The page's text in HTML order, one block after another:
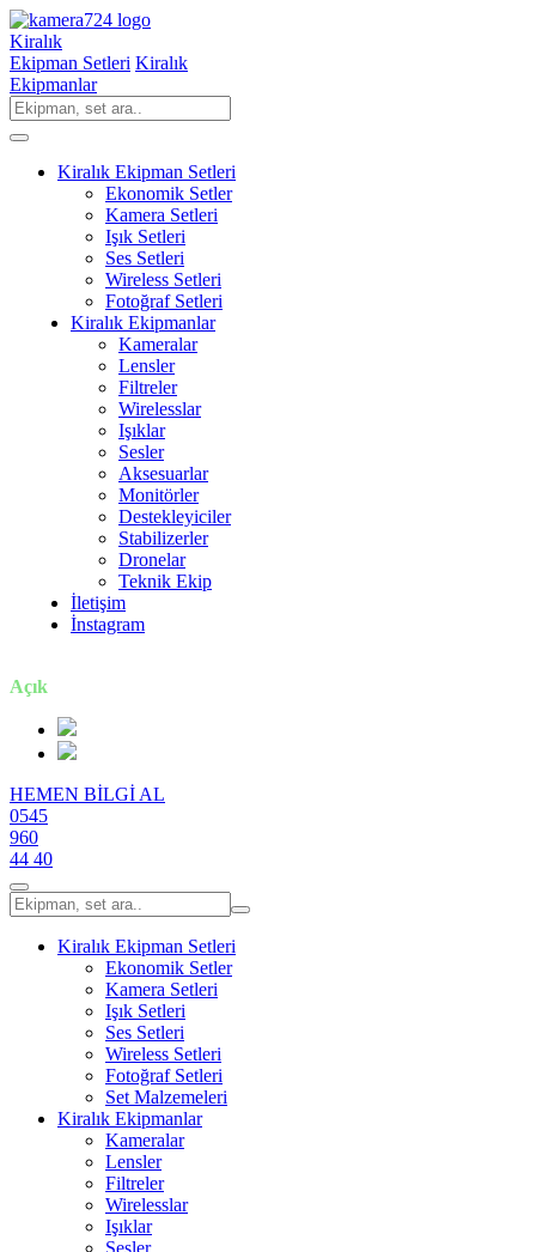
Kiralık
Ekipman Setleri Kiralık
Ekipmanlar
Kiralık Ekipman Setleri
Ekonomik Setler
Kamera Setleri
Işık Setleri
Ses Setleri
Wireless Setleri
Fotoğraf Setleri
Kiralık Ekipmanlar
Kameralar
Lensler
Filtreler
Wirelesslar
Işıklar
Sesler
Aksesuarlar
Monitörler
Destekleyiciler
Stabilizerler
Dronelar
Teknik Ekip
İletişim
İnstagram
Açık
HEMEN BİLGİ AL
0545
960
44 40
Kiralık Ekipman Setleri
Ekonomik Setler
Kamera Setleri
Işık Setleri
Ses Setleri
Wireless Setleri
Fotoğraf Setleri
Set Malzemeleri
Kiralık Ekipmanlar
Kameralar
Lensler
Filtreler
Wirelesslar
Işıklar
Sesler